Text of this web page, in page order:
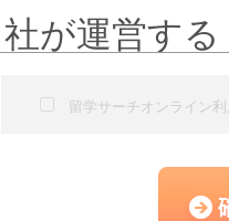
が運営す
校検索」（
サービス」
留学サーチオンライン